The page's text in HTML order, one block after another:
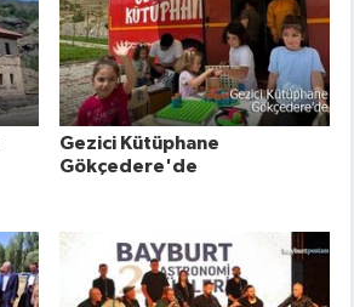
Gezici Kütüphane
Gökçedere'de